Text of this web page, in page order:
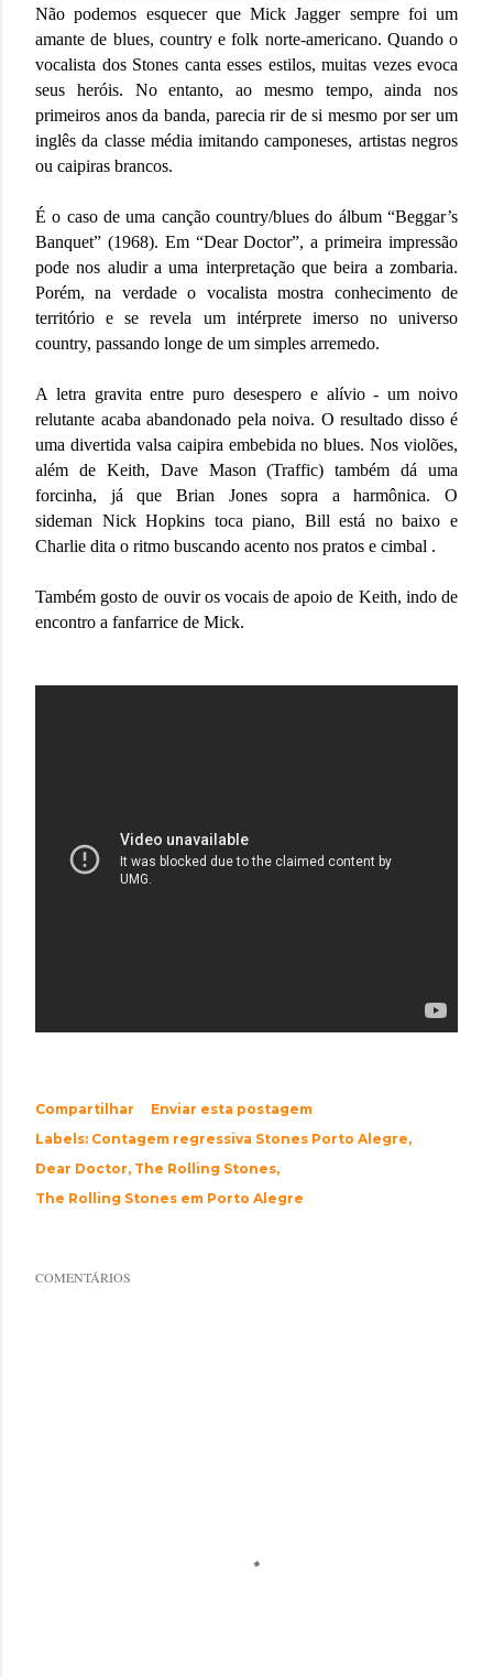
Não podemos esquecer que Mick Jagger sempre foi um
amante de blues, country e folk norte-americano. Quando o
vocalista dos Stones canta esses estilos, muitas vezes evoca
seus heróis. No entanto, ao mesmo tempo, ainda nos
primeiros anos da banda, parecia rir de si mesmo por ser um
inglês da classe média imitando camponeses, artistas negros
ou caipiras brancos.
É o caso de uma canção country/blues do álbum “Beggar’s
Banquet” (1968). Em “Dear Doctor”, a primeira impressão
pode nos aludir a uma interpretação que beira a zombaria.
Porém, na verdade o vocalista mostra conhecimento de
território e se revela um intérprete imerso no universo
country, passando longe de um simples arremedo.
A letra gravita entre puro desespero e alívio - um noivo
relutante acaba abandonado pela noiva. O resultado disso é
uma divertida valsa caipira embebida no blues. Nos violões,
além de Keith, Dave Mason (Traffic) também dá uma
forcinha, já que Brian Jones sopra a harmônica. O
sideman Nick Hopkins toca piano, Bill está no baixo e
Charlie dita o ritmo buscando acento nos pratos e cimbal .
Também gosto de ouvir os vocais de apoio de Keith, indo de
encontro a fanfarrice de Mick.
Compartilhar
Enviar esta postagem
Labels: Contagem regressiva Stones Porto Alegre
Dear Doctor The Rolling Stones
The Rolling Stones em Porto Alegre
COMENTÁRIOS